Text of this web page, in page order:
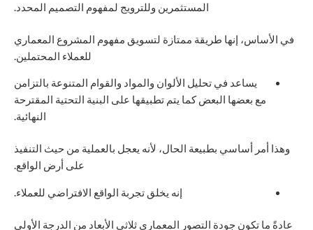
المستثمرين وللترويج لمفهوم التصميم المحدد.
في الأساس، إنها طريقة ممتازة لتسويق مفهوم المشروع المعماري
للعملاء المحتملين.
يساعد في تحليل الألوان والمواد والقوام المتنوعة بالتزامن
مع بعضها البعض كما يتم تطبيقها على البنية التحتية المقترحة
النهائية.
وهذا أمر أساسي بطبيعة الحال، لأنه يعجل بالعملية من حيث التنفيذ
على أرض الواقع.
إنه يخلق تجربة الواقع الافتراضي للعملاء.
عادةً ما تكون جودة التصور المعماري ثلاثي الأبعاد من الدرجة الأولى